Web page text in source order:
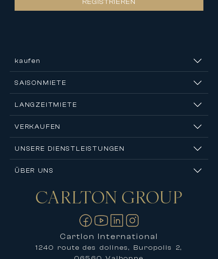
REGISTRIEREN
kaufen
SAISONMIETE
LANGZEITMIETE
VERKAUFEN
UNSERE DIENSTLEISTUNGEN
ÜBER UNS
KontaktCARLTON GROUP
Cartlon International
1240 route des dolines, Buropolis 2,